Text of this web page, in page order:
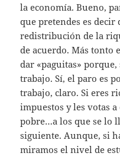
la economía. Bueno,
que pretendes es decir
redistribución de la
de acuerdo. Más tonto
dar «paguitas»
trabajo. Sí, el paro es
trabajo, claro. Si eres
impuestos y les votas
pobre…a los que se lo
siguiente. Aunque, si
miramos el nivel de